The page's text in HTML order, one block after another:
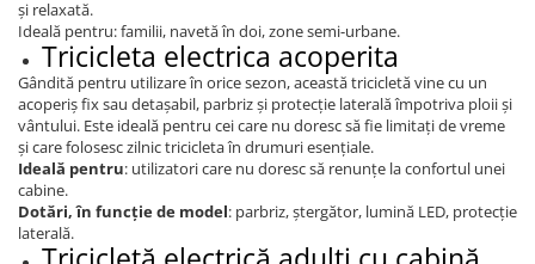
și relaxată.
Ideală pentru: familii, navetă în doi, zone semi-urbane.
Tricicleta electrica acoperita
Gândită pentru utilizare în orice sezon, această tricicletă vine cu un
acoperiș fix sau detașabil, parbriz și protecție laterală împotriva ploii și
vântului. Este ideală pentru cei care nu doresc să fie limitați de vreme
și care folosesc zilnic tricicleta în drumuri esențiale.
Ideală pentru: utilizatori care nu doresc să renunțe la confortul unei
cabine.
Dotări, în funcție de model: parbriz, ștergător, lumină LED, protecție
laterală.